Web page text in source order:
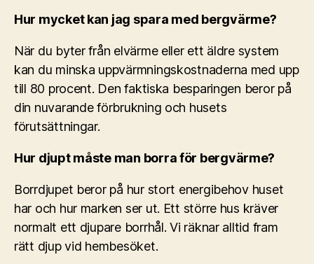
Hur mycket kan jag spara med bergvärme?
När du byter från elvärme eller ett äldre system
kan du minska uppvärmningskostnaderna med upp
till 80 procent. Den faktiska besparingen beror på
din nuvarande förbrukning och husets
förutsättningar.
Hur djupt måste man borra för bergvärme?
Borrdjupet beror på hur stort energibehov huset
har och hur marken ser ut. Ett större hus kräver
normalt ett djupare borrhål. Vi räknar alltid fram
rätt djup vid hembesöket.